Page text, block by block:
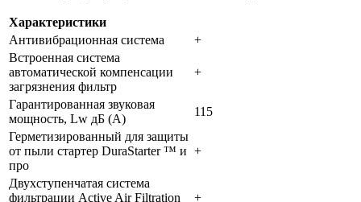
Характеристики
Антивибрационная система
+
Встроенная система
автоматической компенсации
загрязнения фильтр
+
Гарантированная звуковая
мощность, Lw дБ (А)
115
Герметизированный для защиты
от пыли стартер DuraStarter ™ и
про
+
Двухступенчатая система
фильтрации Active Air Filtration
+